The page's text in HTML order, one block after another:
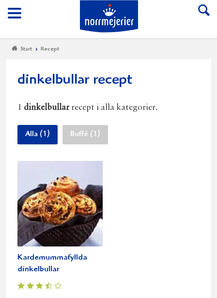
Meny
Till Norrmejerier
Start Recept
dinkelbullar recept
1 dinkelbullarrecept i alla kategorier.
Alla (1) Buffé (1)
Kardemummafyllda
dinkelbullar